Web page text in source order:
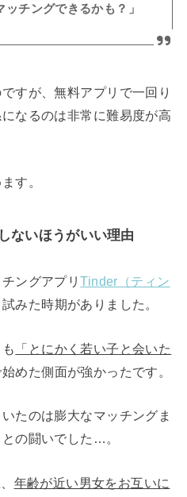
ッチングできるかも？」
すが、無料アプリで一回り
なるのは非常に難易度が高
す。
ないほうがいい理由
ングアプリTinder（ティン
みた時期がありました。
「とにかく若い子と会いた
めた側面が強かったです。
たのは膨大なマッチングま
の闘いでした…。
年齢が近い男女をお互いに